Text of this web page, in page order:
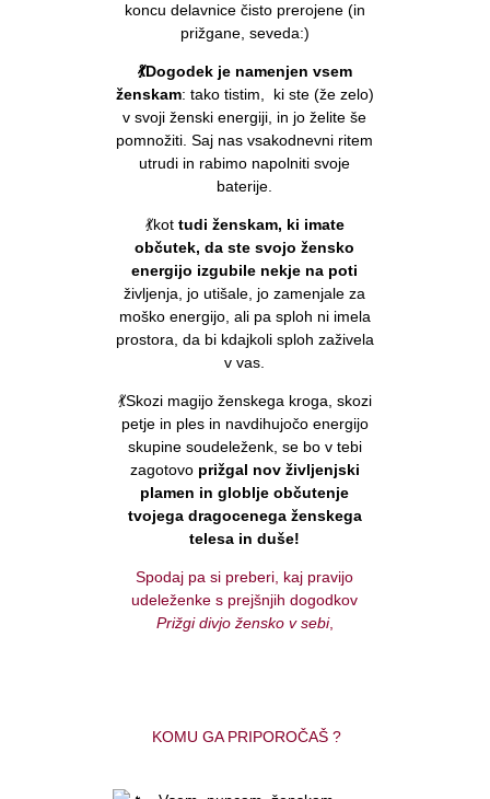
koncu delavnice čisto prerojene (in
prižgane, seveda:)
💃Dogodek je namenjen vsem
ženskam: tako tistim, ki ste (že zelo)
v svoji ženski energiji, in jo želite še
pomnožiti. Saj nas vsakodnevni ritem
utrudi in rabimo napolniti svoje
baterije.
💃kot tudi ženskam, ki imate
občutek, da ste svojo žensko
energijo izgubile nekje na poti
življenja, jo utišale, jo zamenjale za
moško energijo, ali pa sploh ni imela
prostora, da bi kdajkoli sploh zaživela
v vas.
💃Skozi magijo ženskega kroga, skozi
petje in ples in navdihujočo energijo
skupine soudeleženk, se bo v tebi
zagotovo prižgal nov življenjski
plamen in globlje občutenje
tvojega dragocenega ženskega
telesa in duše!
Spodaj pa si preberi, kaj pravijo
udeleženke s prejšnjih dogodkov
Prižgi divjo žensko v sebi,
KOMU GA PRIPOROČAŠ ?